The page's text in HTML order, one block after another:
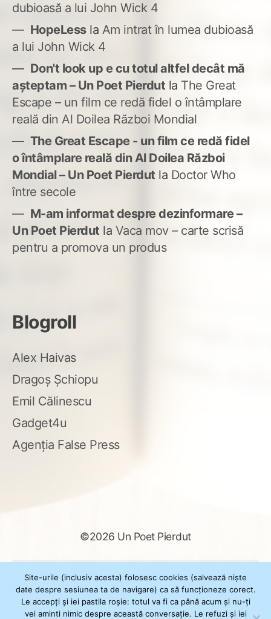
dubioasă a lui John Wick 4
HopeLessla Am intrat în lumea dubioasă
a lui John Wick 4
Don't look up e cu totul altfel decât mă
așteptam – Un Poet Pierdut la The Great
Escape – un film ce redă fidel o întâmplare
reală din Al Doilea Război Mondial
The Great Escape - un film ce redă fidel
o întâmplare reală din Al Doilea Război
Mondial – Un Poet Pierdut la Doctor Who
între secole
M-am informat despre dezinformare –
Un Poet Pierdut la Vaca mov – carte scrisă
pentru a promova un produs
Blogroll
Alex Haivas
Dragoș Șchiopu
Emil Călinescu
Gadget4u
Agenția False Press
©2026 Un Poet Pierdut
după:
Site-urile (inclusiv acesta) folosesc cookies (salvează niște
date despre sesiunea ta de navigare) ca să funcționeze corect.
Le accepți și iei pastila roșie: totul va fi ca până acum și nu-ți
vei aminti nimic despre această conversație. Le refuzi și iei